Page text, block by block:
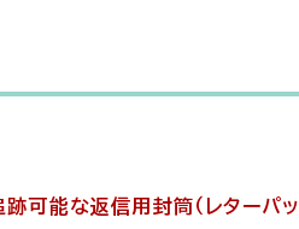
可能な返信用封筒（レターパッ